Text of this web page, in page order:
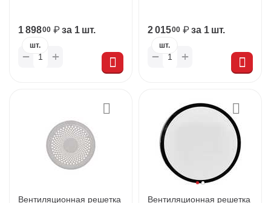
1 89800 ₽ за 1 шт.
+
−
шт.
2 01500 ₽ за 1 шт.
+
−
шт.
Вентиляционная решетка
Вентиляционная решетка